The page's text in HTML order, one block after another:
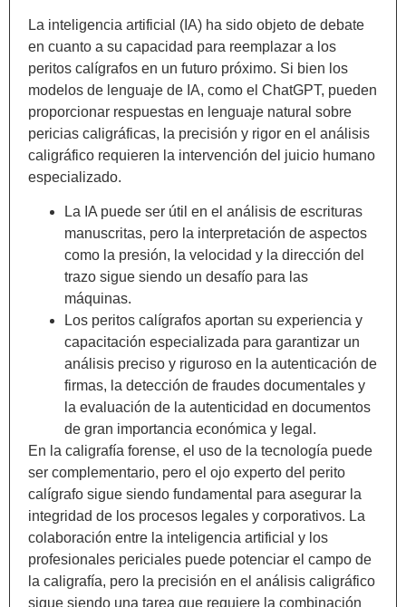
La inteligencia artificial (IA) ha sido objeto de debate
en cuanto a su capacidad para reemplazar a los
peritos calígrafos en un futuro próximo. Si bien los
modelos de lenguaje de IA, como el ChatGPT, pueden
proporcionar respuestas en lenguaje natural sobre
pericias caligráficas, la precisión y rigor en el análisis
caligráfico requieren la intervención del juicio humano
especializado.
La IA puede ser útil en el análisis de escrituras
manuscritas, pero la interpretación de aspectos
como la presión, la velocidad y la dirección del
trazo sigue siendo un desafío para las
máquinas.
Los peritos calígrafos aportan su experiencia y
capacitación especializada para garantizar un
análisis preciso y riguroso en la autenticación de
firmas, la detección de fraudes documentales y
la evaluación de la autenticidad en documentos
de gran importancia económica y legal.
En la caligrafía forense, el uso de la tecnología puede
ser complementario, pero el ojo experto del perito
calígrafo sigue siendo fundamental para asegurar la
integridad de los procesos legales y corporativos. La
colaboración entre la inteligencia artificial y los
profesionales periciales puede potenciar el campo de
la caligrafía, pero la precisión en el análisis caligráfico
sigue siendo una tarea que requiere la combinación